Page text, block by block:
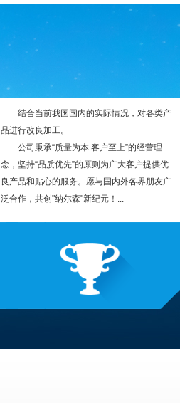
结合当前我国国内的实际情况，对各类产
品进行改良加工。
公司秉承“质量为本 客户至上”的经营理
念，坚持“品质优先”的原则为广大客户提供优
良产品和贴心的服务。愿与国内外各界朋友广
泛合作，共创"纳尔森"新纪元！...